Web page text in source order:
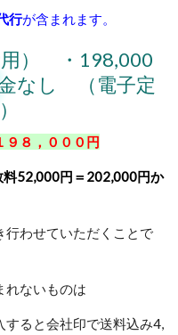
行が含まれます。
用） ・198,000
なし （電子定
９８，０００円
52,000円＝202,000円か
行わせていただくことで
れないものは
ると会社印で送料込み4,